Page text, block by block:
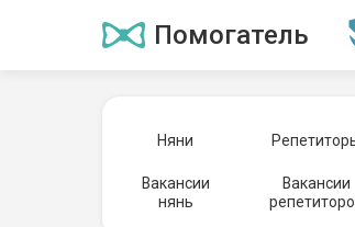
Помогатель
Няни
Вакансии
нянь
Вакансии